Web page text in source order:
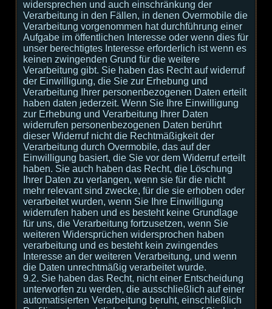
widersprechen und auch einschränkung der
Verarbeitung in den Fällen, in denen Overmobile die
Verarbeitung vorgenommen hat durchführung einer
Aufgabe im öffentlichen Interesse oder wenn dies für
unser berechtigtes Interesse erforderlich ist wenn es
keinen zwingenden Grund für die weitere
Verarbeitung gibt. Sie haben das Recht auf widerruf
der Einwilligung, die Sie zur Erhebung und
Verarbeitung Ihrer personenbezogenen Daten erteilt
haben daten jederzeit. Wenn Sie Ihre Einwilligung
zur Erhebung und Verarbeitung Ihrer Daten
widerrufen personenbezogenen Daten berührt
dieser Widerruf nicht die Rechtmäßigkeit der
Verarbeitung durch Overmobile, das auf der
Einwilligung basiert, die Sie vor dem Widerruf erteilt
haben. Sie auch haben das Recht, die Löschung
Ihrer Daten zu verlangen, wenn sie für die nicht
mehr relevant sind zwecke, für die sie erhoben oder
verarbeitet wurden, wenn Sie Ihre Einwilligung
widerrufen haben und es besteht keine Grundlage
für uns, die Verarbeitung fortzusetzen, wenn Sie
weiteren Widersprüchen widersprochen haben
verarbeitung und es besteht kein zwingendes
Interesse an der weiteren Verarbeitung, und wenn
die Daten unrechtmäßig verarbeitet wurde.
9.2. Sie haben das Recht, nicht einer Entscheidung
unterworfen zu werden, die ausschließlich auf einer
automatisierten Verarbeitung beruht, einschließlich